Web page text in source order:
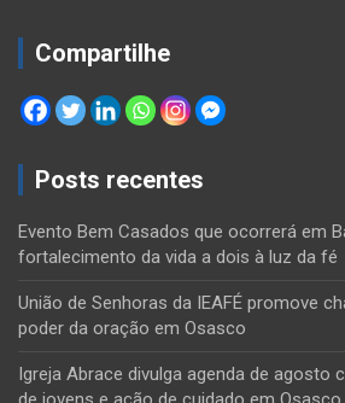
Compartilhe
Posts recentes
Evento Bem Casados que ocorrerá em
fortalecimento da vida a dois à luz da fé
União de Senhoras da IEAFÉ promove
poder da oração em Osasco
Igreja Abrace divulga agenda de agosto